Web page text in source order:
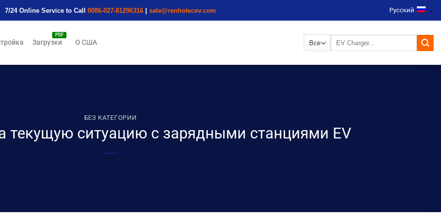
7/24 Online Service to Call 0086-027-81296316| sale@renhotecev.com Русский
Загрузки О США
БЕЗ КАТЕГОРИИ
текущую ситуацию с зарядными станциями EV